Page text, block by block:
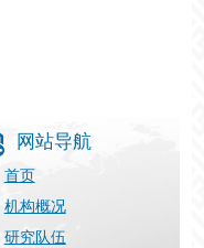
网站导航
首页
机构概况
研究队伍